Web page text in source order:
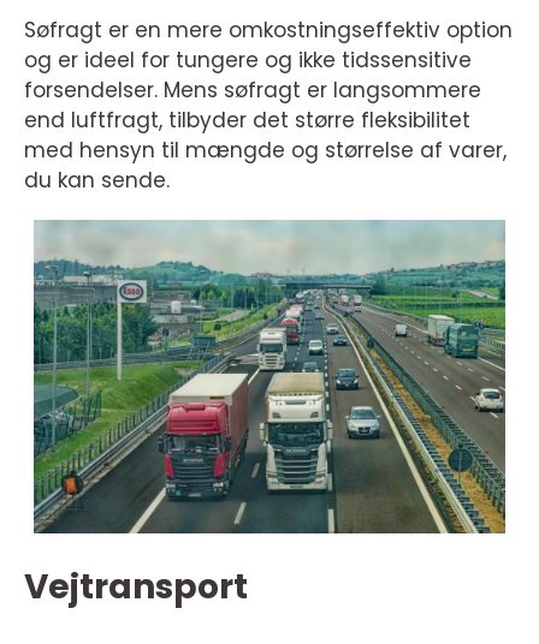
Søfragt er en mere omkostningseffektiv option
og er ideel for tungere og ikke tidssensitive
forsendelser. Mens søfragt er langsommere
end luftfragt, tilbyder det større fleksibilitet
med hensyn til mængde og størrelse af varer,
du kan sende.
Vejtransport